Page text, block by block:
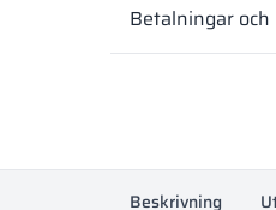
Betalningar
Beskrivning